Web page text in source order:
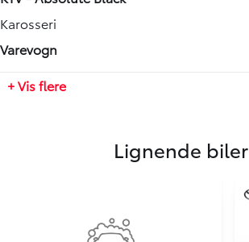
Karosseri
Varevogn
Antal cylindre
4
Tilkoblingsvægt med bremser
2500 kg
750 kg
+ Vis flere
Lignende biler